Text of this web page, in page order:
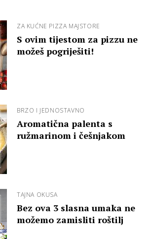
ZA KUĆNE PIZZA MAJSTORE
S ovim tijestom za pizzu ne
možeš pogriješiti!
BRZO I JEDNOSTAVNO
Aromatična palenta s
ružmarinom i češnjakom
TAJNA OKUSA
Bez ova 3 slasna umaka ne
možemo zamisliti roštilj